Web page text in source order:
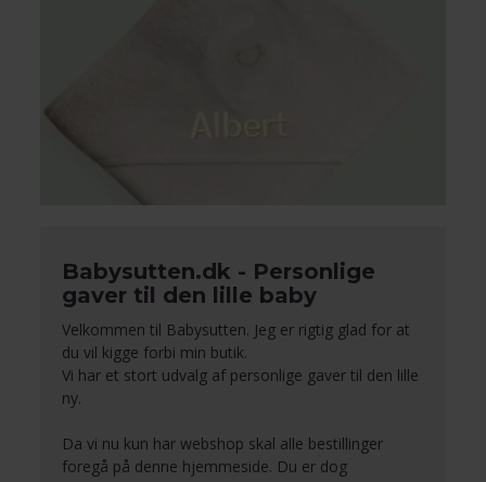
Babysutten.dk - Personlige
gaver til den lille baby
Velkommen til Babysutten. Jeg er rigtig glad for at
du vil kigge forbi min butik.
Vi har et stort udvalg af personlige gaver til den lille
ny.
Da vi nu kun har webshop skal alle bestillinger
foregå på denne hjemmeside. Du er dog